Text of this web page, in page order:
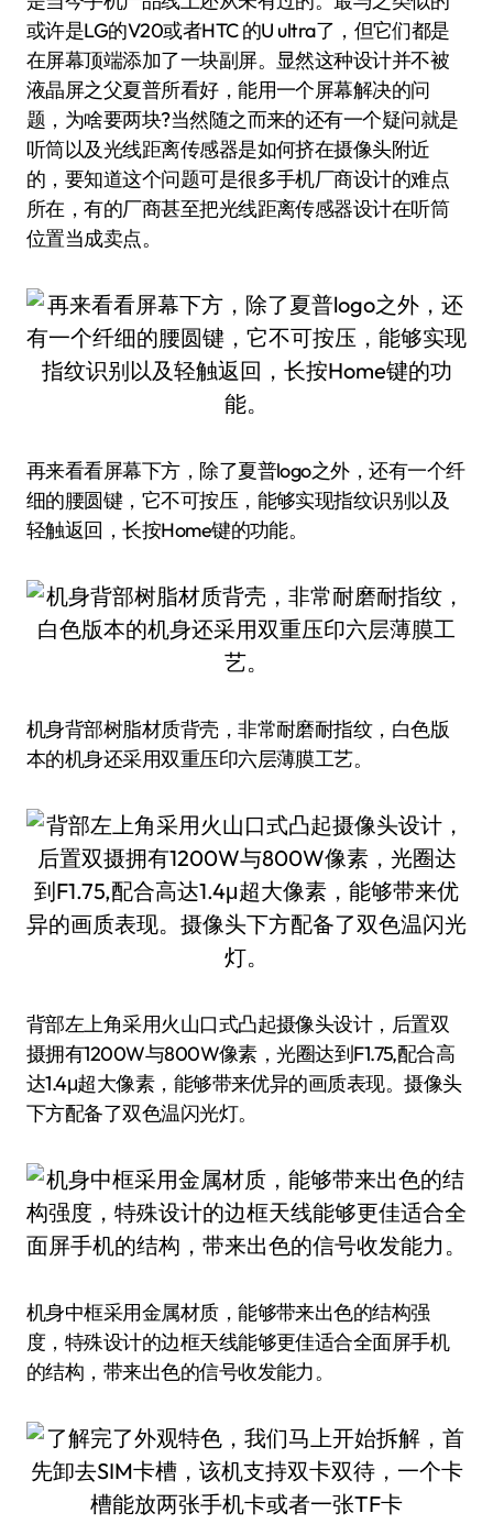
或许是LG的V20或者HTC 的U ultra了，但它们都是
在屏幕顶端添加了一块副屏。显然这种设计并不被
液晶屏之父夏普所看好，能用一个屏幕解决的问
题，为啥要两块?当然随之而来的还有一个疑问就是
听筒以及光线距离传感器是如何挤在摄像头附近
的，要知道这个问题可是很多手机厂商设计的难点
所在，有的厂商甚至把光线距离传感器设计在听筒
位置当成卖点。
再来看看屏幕下方，除了夏普logo之外，还有一个纤
细的腰圆键，它不可按压，能够实现指纹识别以及
轻触返回，长按Home键的功能。
机身背部树脂材质背壳，非常耐磨耐指纹，白色版
本的机身还采用双重压印六层薄膜工艺。
背部左上角采用火山口式凸起摄像头设计，后置双
摄拥有1200W与800W像素，光圈达到F1.75,配合高
达1.4μ超大像素，能够带来优异的画质表现。摄像头
下方配备了双色温闪光灯。
机身中框采用金属材质，能够带来出色的结构强
度，特殊设计的边框天线能够更佳适合全面屏手机
的结构，带来出色的信号收发能力。